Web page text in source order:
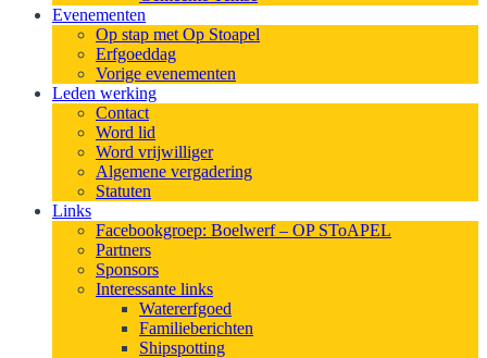
Evenementen
Op stap met Op Stoapel
Erfgoeddag
Vorige evenementen
Leden werking
Contact
Word lid
Word vrijwilliger
Algemene vergadering
Statuten
Links
Facebookgroep: Boelwerf – OP SToAPEL
Partners
Sponsors
Interessante links
Watererfgoed
Familieberichten
Shipspotting